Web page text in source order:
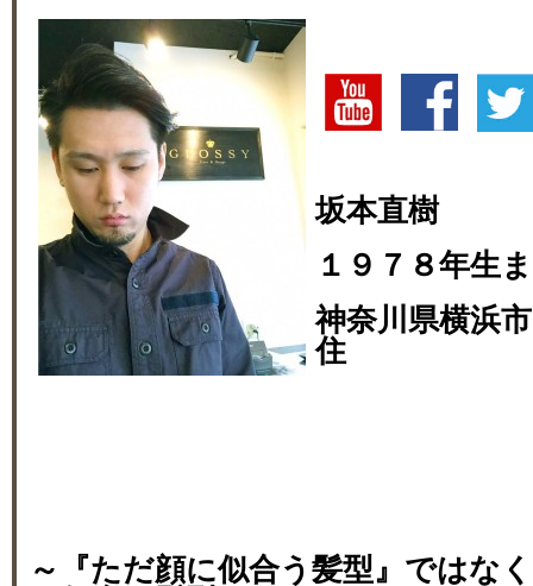
坂本直樹
１９７８年生
神奈川県横浜
住
～『ただ顔に似合う髪型』ではな